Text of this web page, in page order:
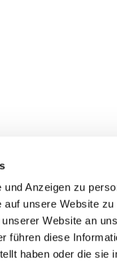
Anzeigen zu
unsere Website
Website an
führen diese
haben oder die sie